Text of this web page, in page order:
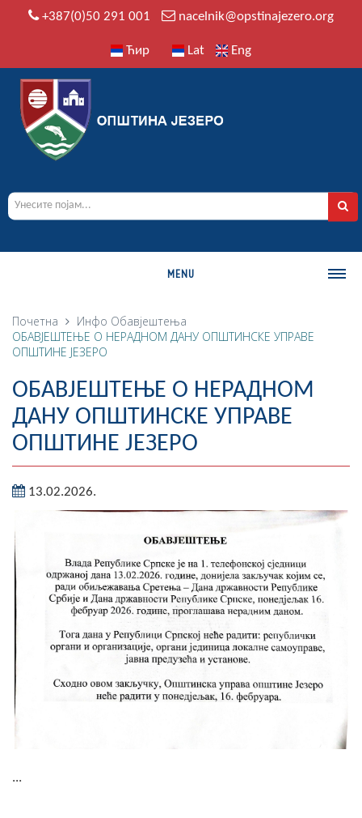
+387(0)50 291 001 nacelnik@opstinajezero.org
Ћир Lat Eng
MENU
О ОПШТИНИ
Историја
Географија
Насељена мјеста
Фотогалерија
НАЧЕЛНИК
О Начелнику
Замјеник начелника
Извјештај о раду начелника
СКУПШТИНА
Статут Општине
Скупштинско вијеће општине језеро
Почетна Инфо Обавјештења
ОБАВЈЕШТЕЊЕ О НЕРАДНОМ ДАНУ ОПШТИНСКЕ УПРАВЕ
ОПШТИНЕ ЈЕЗЕРО
ОБАВЈЕШТЕЊЕ О НЕРАДНОМ
ДАНУ ОПШТИНСКЕ УПРАВЕ
ОПШТИНЕ ЈЕЗЕРО
13.02.2026.
...